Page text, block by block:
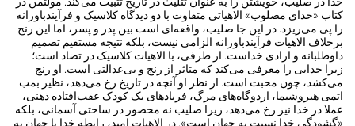
کتاب «خدای مصلوب» الاهیاتی متفاوت با دو دیدگاه کلاسیک و فرآیندباورانه
را پی ‌می‌ریزد. در این جا صلیب، واقعه‌ای است بین پدر و پسر، اما این رنج
برخلاف الاهیات فرآیندباورانه الزامی نیست، بلکه نتیجه مستقیم تصمیم
داوطلبانه و ارادی خداست. از طرفی، با الاهیات کلاسیک در تضاد است؛
زیرا خدایی را معرفی می‌کند که متاثر از رنج و بی‌عدالتی است. او رنج
می‌کشد، چون محبت است. از نظر او آنچه در تاریخ رخ می‌دهد، نظیر بمب
اتمی هیروشیما، اردوگاه‌های مرگ، فریادهای یک کودک عقب‌افتاده ذهنی،
عملا در خدا نیز رخ می‌دهد، زیرا صلیب نه محصور در ساحتی آسمانی، بلکه
«گشودگی خدا نسبت به جهان است». در الاهیات امید، رابطه خدا با جهان به